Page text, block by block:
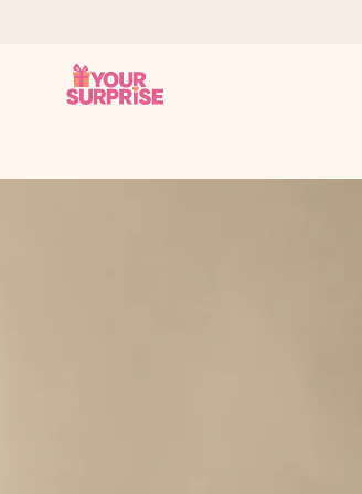
genau zum richtigen Zeitpunkt überreichen
aller Länder, in die wir